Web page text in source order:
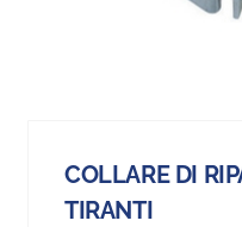
COLLARE DI
TIRANTI